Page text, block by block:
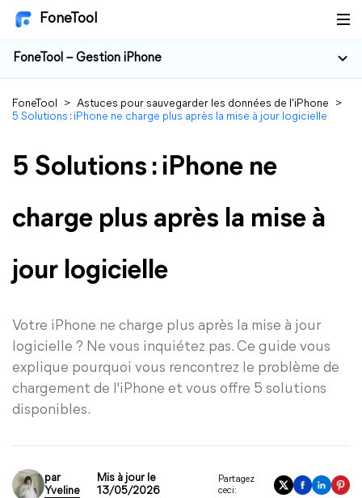
FoneTool
FoneTool – Gestion iPhone
FoneTool > Astuces pour sauvegarder les données de l'iPhone
>
5 Solutions : iPhone ne charge plus après la mise à jour logicielle
5 Solutions : iPhone ne
charge plus après la mise à
jour logicielle
Votre iPhone ne charge plus après la mise à jour
logicielle ? Ne vous inquiétez pas. Ce guide vous
explique pourquoi vous rencontrez le problème de
chargement de l'iPhone et vous offre 5 solutions
disponibles.
par
Yveline
Mis à jour le
13/05/2026
Partagez
ceci: